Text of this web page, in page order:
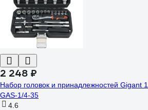
2 248 ₽
Набор головок и принадлежностей Gigant
GAS-1/4-35
4.6